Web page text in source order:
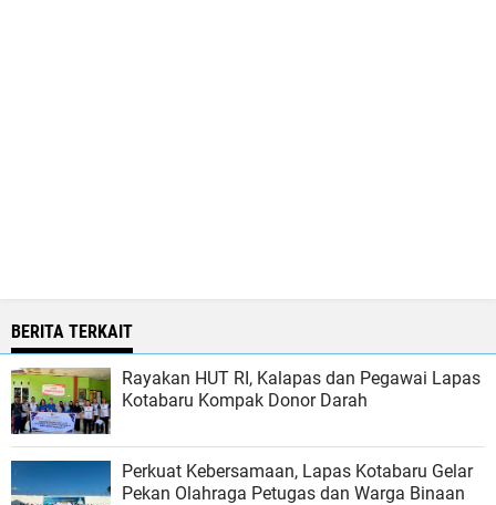
BERITA TERKAIT
Rayakan HUT RI, Kalapas dan Pegawai Lapas
Kotabaru Kompak Donor Darah
Perkuat Kebersamaan, Lapas Kotabaru Gelar
Pekan Olahraga Petugas dan Warga Binaan